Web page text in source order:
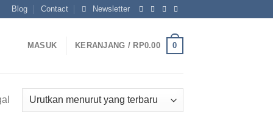
Blog Contact Newsletter
MASUK KERANJANG / RP0.00 0